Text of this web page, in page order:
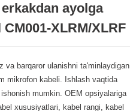
ayolga
XLRM/XLRF
va barqaror ulanishni ta'minlaydigan
mikrofon kabeli. Ishlash vaqtida
mumkin. OEM opsiyalariga
xususiyatlari, kabel rangi, kabel